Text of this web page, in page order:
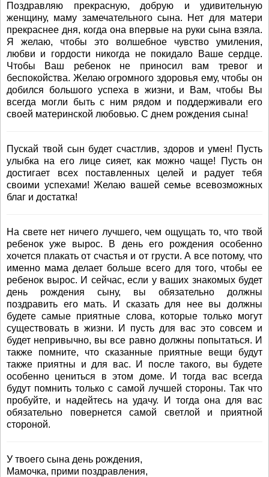
Поздравляю прекрасную, добрую и удивительную
женщину, маму замечательного сына. Нет для матери
прекраснее дня, когда она впервые на руки сына взяла.
Я желаю, чтобы это волшебное чувство умиления,
любви и гордости никогда не покидало Ваше сердце.
Чтобы Ваш ребенок не приносил вам тревог и
беспокойства. Желаю огромного здоровья ему, чтобы он
добился большого успеха в жизни, и Вам, чтобы Вы
всегда могли быть с ним рядом и поддерживали его
своей материнской любовью. С днем рождения сына!
Пускай твой сын будет счастлив, здоров и умен! Пусть
улыбка на его лице сияет, как можно чаще! Пусть он
достигает всех поставленных целей и радует тебя
своими успехами! Желаю вашей семье всевозможных
благ и достатка!
На свете нет ничего лучшего, чем ощущать то, что твой
ребенок уже вырос. В день его рождения особенно
хочется плакать от счастья и от грусти. А все потому, что
именно мама делает больше всего для того, чтобы ее
ребенок вырос. И сейчас, если у ваших знакомых будет
день рождения сыну, вы обязательно должны
поздравить его мать. И сказать для нее вы должны
будете самые приятные слова, которые только могут
существовать в жизни. И пусть для вас это совсем и
будет непривычно, вы все равно должны попытаться. И
также помните, что сказанные приятные вещи будут
также приятны и для вас. И после такого, вы будете
особенно цениться в этом доме. И тогда вас всегда
будут помнить только с самой лучшей стороны. Так что
пробуйте, и надейтесь на удачу. И тогда она для вас
обязательно повернется самой светлой и приятной
стороной.
У твоего сына день рождения,
Мамочка, прими поздравления,